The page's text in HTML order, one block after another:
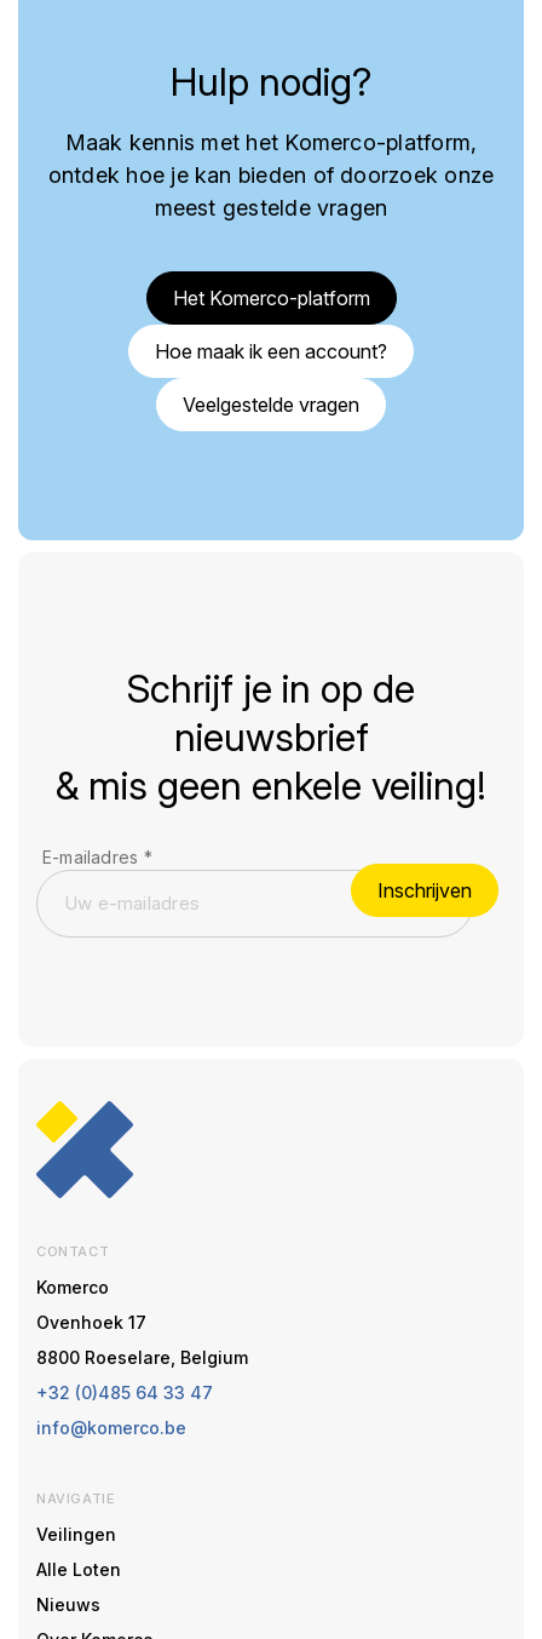
Hulp nodig?
Maak kennis met het Komerco-platform,
ontdek hoe je kan bieden of doorzoek onze
meest gestelde vragen
Het Komerco-platform
Hoe maak ik een account?
Veelgestelde vragen
Schrijf je in op de
nieuwsbrief
& mis geen enkele veiling!
E-mailadres *
Inschrijven
CONTACT
Komerco
Ovenhoek 17
8800 Roeselare, Belgium
+32 (0)485 64 33 47
info@komerco.be
NAVIGATIE
Veilingen
Alle Loten
Nieuws